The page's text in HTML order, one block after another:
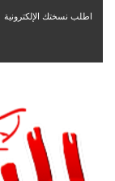
اطلب نسختك الإلكترونية